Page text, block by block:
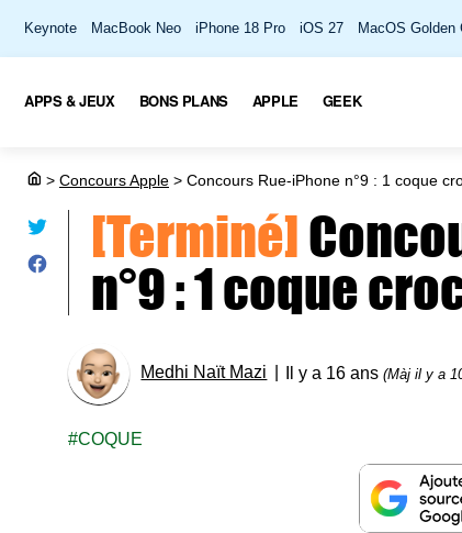
Keynote MacBook Neo iPhone 18 Pro iOS 27 MacOS Golden
APPS & JEUX BONS PLANS APPLE GEEK
> Concours Apple > Concours Rue-iPhone n°9 : 1 coque
[Terminé]
n°9 : 1 coque
Medhi Naït Mazi Il y a 16 ans(Màj il y a
COQUE